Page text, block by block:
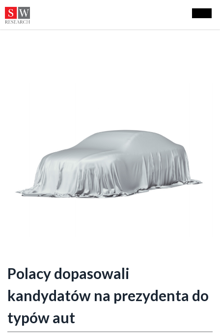
Polacy dopasowali
kandydatów na prezydenta do
typów aut